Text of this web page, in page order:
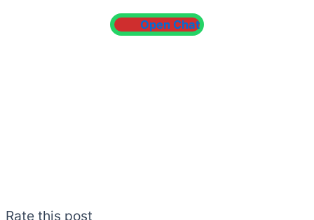
Open Chat
Rate this post